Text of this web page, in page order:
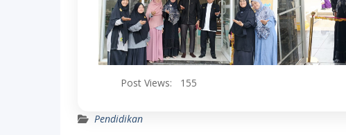
Post Views: 155
Pendidikan